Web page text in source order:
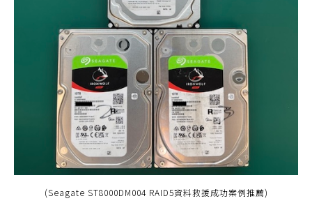
(Seagate ST8000DM004 RAID5資料救援成功案例推薦)